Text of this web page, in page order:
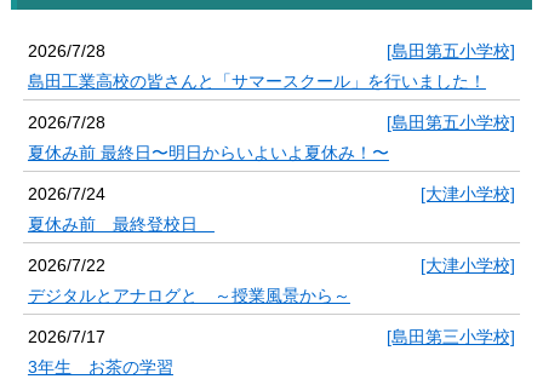
2026/7/28
[島田第五小学校]
島田工業高校の皆さんと「サマースクール」を行いました！
2026/7/28
[島田第五小学校]
夏休み前 最終日〜明日からいよいよ夏休み！〜
2026/7/24
[大津小学校]
夏休み前 最終登校日
2026/7/22
[大津小学校]
デジタルとアナログと ～授業風景から～
2026/7/17
[島田第三小学校]
3年生 お茶の学習